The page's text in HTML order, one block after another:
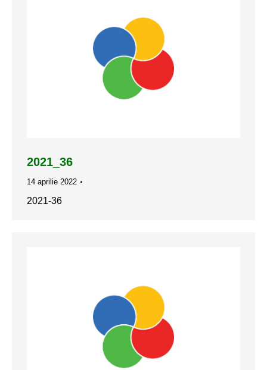
2021_36
14 aprilie 2022
2021-36